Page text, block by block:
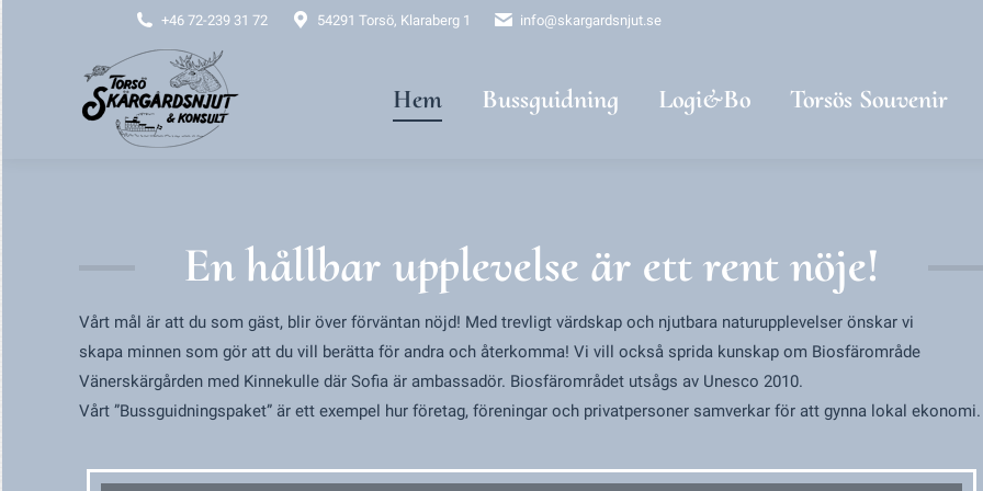
+46 72-239 31 72 54291 Torsö, Klaraberg 1 info@skargardsnjut.se
Hem Bussguidning Logi&Bo Torsös Souvenir
En hållbar upplevelse är ett rent nöje!
Vårt mål är att du som gäst, blir över förväntan nöjd! Med trevligt värdskap och njutbara naturupplevelser önskar vi
skapa minnen som gör att du vill berätta för andra och återkomma! Vi vill också sprida kunskap om Biosfärområde
Vänerskärgården med Kinnekulle där Sofia är ambassadör. Biosfärområdet utsågs av Unesco 2010.
Vårt ”Bussguidningspaket” är ett exempel hur företag, föreningar och privatpersoner samverkar för att gynna lokal ekonomi.